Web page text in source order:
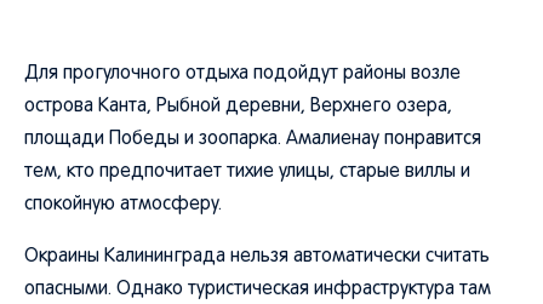
Для прогулочного отдыха подойдут районы возле
острова Канта, Рыбной деревни, Верхнего озера,
площади Победы и зоопарка. Амалиенау понравится
тем, кто предпочитает тихие улицы, старые виллы и
спокойную атмосферу.
Окраины Калининграда нельзя автоматически считать
опасными. Однако туристическая инфраструктура там